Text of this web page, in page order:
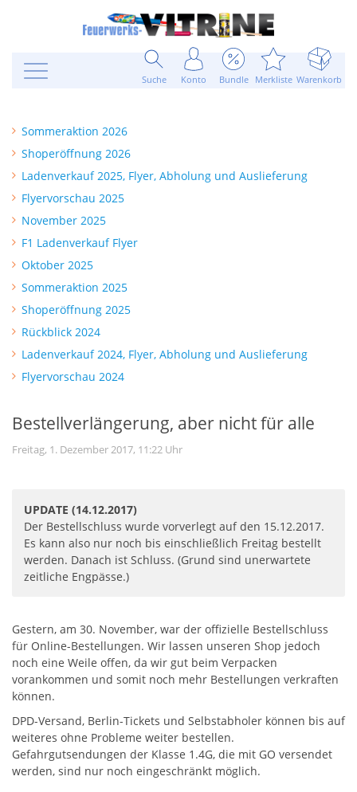
Suche Konto Bundle Merkliste Warenkorb
Sommeraktion 2026
Shoperöffnung 2026
Ladenverkauf 2025, Flyer, Abholung und Auslieferung
Flyervorschau 2025
November 2025
F1 Ladenverkauf Flyer
Oktober 2025
Sommeraktion 2025
Shoperöffnung 2025
Rückblick 2024
Ladenverkauf 2024, Flyer, Abholung und Auslieferung
Flyervorschau 2024
Bestellverlängerung, aber nicht für alle
Freitag, 1. Dezember 2017, 11:22 Uhr
UPDATE (14.12.2017)
Der Bestellschluss wurde vorverlegt auf den 15.12.2017.
Es kann also nur noch bis einschließlich Freitag bestellt
werden. Danach ist Schluss. (Grund sind unerwartete
zeitliche Engpässe.)
Gestern, am 30. November, war der offizielle Bestellschluss
für Online-Bestellungen. Wir lassen unseren Shop jedoch
noch eine Weile offen, da wir gut beim Verpacken
vorankommen und somit noch mehr Bestellungen verkraften
können.
DPD-Versand, Berlin-Tickets und Selbstabholer können bis auf
weiteres ohne Probleme weiter bestellen.
Gefahrgutsendungen der Klasse 1.4G, die mit GO versendet
werden, sind nur noch eingeschränkt möglich.